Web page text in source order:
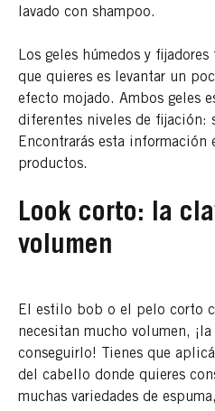
lavado con shampoo.
Los geles húmedos y
que quieres es levantar un
efecto mojado. Ambos geles
diferentes niveles de fijación:
Encontrarás esta información
productos.
Look corto: la
volumen
El estilo bob o el pelo corto
necesitan mucho volumen,
conseguirlo! Tienes que
del cabello donde quieres
muchas variedades de